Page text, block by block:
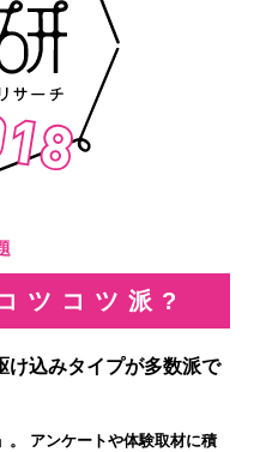
ツコツ派?
け込みタイプが多数派で
。 アンケートや体験取材に積